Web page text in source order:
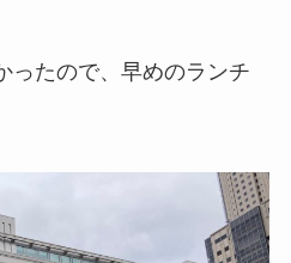
ったので、早めのランチ